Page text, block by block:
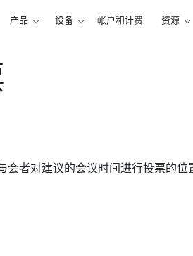
产品 设备 帐户和计费 资源
会者对建议的会议时间进行投票的位